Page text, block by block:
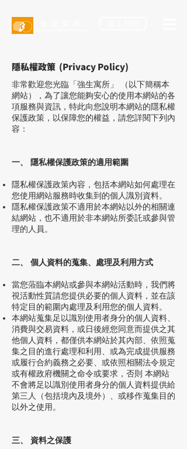
隱私權政策 (Privacy Policy)
非常歡迎您光臨「強生寓所」 （以下簡稱本
網站），為了讓您能夠安心的使用本網站的各
項服務與資訊，特此向您說明本網站的隱私權
保護政策，以保障您的權益，請您詳閱下列內
容：
一、 隱私權保護政策的適用範圍
隱私權保護政策內容，包括本網站如何處理在
您使用網站服務時收集到的個人識別資料。
隱私權保護政策不適用於本網站以外的相關連
結網站，也不適用於非本網站所委託或參與管
理的人員。
二、 個人資料的蒐集、處理及利用方式
當您蒞臨本網站或參與本網站活動時，我們將
視活動性質請您提供必要的個人資料，並在該
特定目的範圍內處理及利用您的個人資料。
本網站蒐集足以識別使用者身分的個人資料、
消費與交易資料，或日後經您同意而提供之其
他個人資料，都僅供本網站於其內部、依照蒐
集之目的進行處理和利用、或為完成提供服務
或履行合約義務之必要、或依照相關法令規定
或有權政府機關之命令或要求，否則 本網站
不會將足以識別使用者身分的個人資料提供給
第三人（包括境內及境外）、或移作蒐集目的
以外之使用。
三、 資料之保護